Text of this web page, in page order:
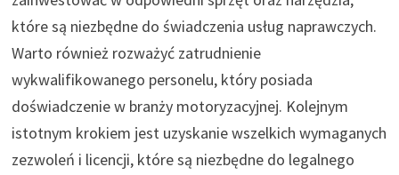
które są niezbędne do świadczenia usług naprawczych.
Warto również rozważyć zatrudnienie
wykwalifikowanego personelu, który posiada
doświadczenie w branży motoryzacyjnej. Kolejnym
istotnym krokiem jest uzyskanie wszelkich wymaganych
zezwoleń i licencji, które są niezbędne do legalnego